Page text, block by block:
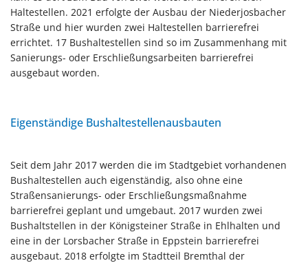
Haltestellen. 2021 erfolgte der Ausbau der Niederjosbacher
Straße und hier wurden zwei Haltestellen barrierefrei
errichtet. 17 Bushaltestellen sind so im Zusammenhang mit
Sanierungs- oder Erschließungsarbeiten barrierefrei
ausgebaut worden.
Eigenständige Bushaltestellenausbauten
Seit dem Jahr 2017 werden die im Stadtgebiet vorhandenen
Bushaltestellen auch eigenständig, also ohne eine
Straßensanierungs- oder Erschließungsmaßnahme
barrierefrei geplant und umgebaut. 2017 wurden zwei
Bushaltstellen in der Königsteiner Straße in Ehlhalten und
eine in der Lorsbacher Straße in Eppstein barrierefrei
ausgebaut. 2018 erfolgte im Stadtteil Bremthal der